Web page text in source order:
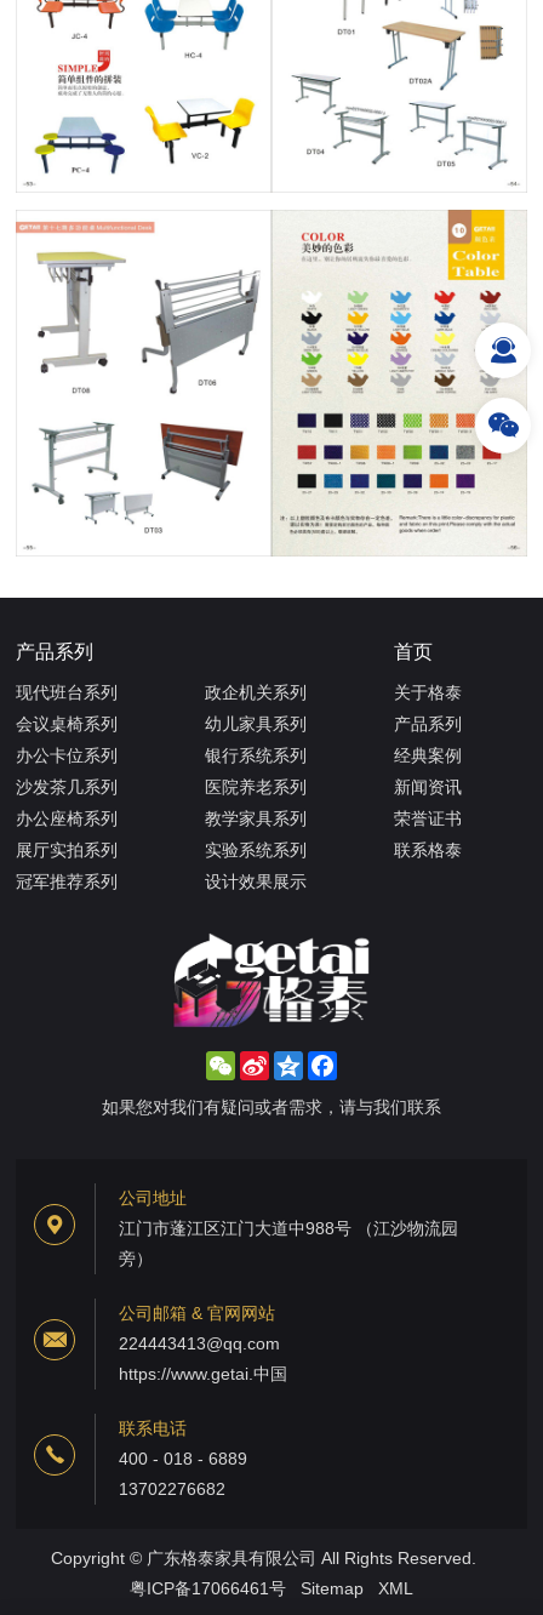
产品系列
现代班台系列
会议桌椅系列
办公卡位系列
沙发茶几系列
办公座椅系列
展厅实拍系列
冠军推荐系列
政企机关系列
幼儿家具系列
银行系统系列
医院养老系列
教学家具系列
实验系统系列
设计效果展示
首页
关于格泰
产品系列
经典案例
新闻资讯
荣誉证书
联系格泰
WeChat
Sina
Weibo
Qzone
如果您对我们有疑问或者需求，请与我们联系
公司地址
江门市蓬江区江门大道中988号 （江沙物流园
旁）
公司邮箱 & 官网网站
224443413@qq.com
https://www.getai.中国
联系电话
400 - 018 - 6889
13702276682
Copyright © 广东格泰家具有限公司 All Rights Reserved.
粤ICP备17066461号
Sitemap XML